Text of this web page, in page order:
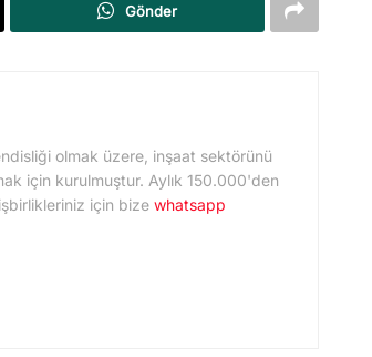
Gönder
olmak üzere, inşaat sektörünü
için kurulmuştur. Aylık 150.000'den
için bize whatsapp